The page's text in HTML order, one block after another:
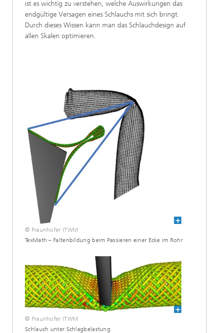
ist es wichtig zu verstehen, welche Auswirkungen das
endgültige Versagen eines Schlauchs mit sich bringt.
Durch dieses Wissen kann man das Schlauchdesign auf
allen Skalen optimieren.
© Fraunhofer ITWM
TexMath – Faltenbildung beim Passieren einer Ecke im Rohr
© Fraunhofer ITWM
Schlauch unter Schlagbelastung